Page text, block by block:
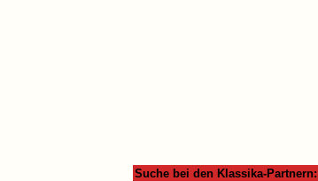
Suche bei den Klassika-Partnern: